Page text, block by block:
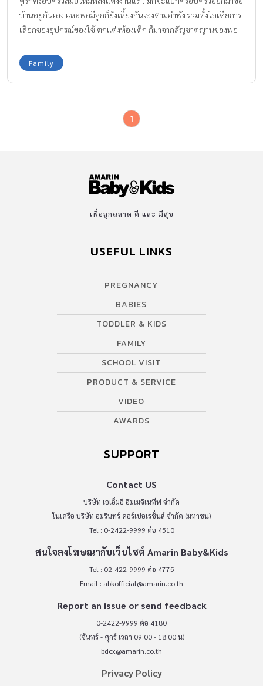
บ้านอยู่กันเอง และพอมีลูกก็ยังเลี้ยงกันเองตามลำพัง รวมทั้งไอเดียการ
เลือกของอุปกรณ์ของใช้ ตกแต่งห้องเด็ก ก็มาจากสัญชาตญานของพ่อ
Family
1
เพื่อลูกฉลาด ดี และ มีสุข
USEFUL LINKS
PREGNANCY
BABIES
TODDLER & KIDS
FAMILY
SCHOOL VISIT
PRODUCT & SERVICE
VIDEO
AWARDS
SUPPORT
Contact US
บริษัท เอเอ็มอี อิมเมจิเนทีฟ จำกัด
ในเครือ บริษัท อมรินทร์ คอร์เปอเรชั่นส์ จำกัด (มหาชน)
Tel : 0-2422-9999 ต่อ 4510
สนใจลงโฆษณากับเว็บไซต์ Amarin Baby&Kids
Tel : 02-422-9999 ต่อ 4775
Email : abkofficial@amarin.co.th
Report an issue or send feedback
0-2422-9999 ต่อ 4180
(จันทร์ - ศุกร์ เวลา 09.00 - 18.00 น)
bdcx@amarin.co.th
Privacy Policy